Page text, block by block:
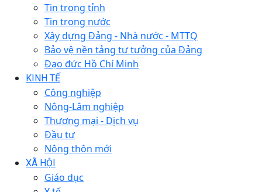
Tin trong tỉnh
Tin trong nước
Xây dựng Đảng - Nhà nước - MTTQ
Bảo vệ nền tảng tư tưởng của Đảng
Đạo đức Hồ Chí Minh
KINH TẾ
Công nghiệp
Nông-Lâm nghiệp
Thương mại - Dịch vụ
Đầu tư
Nông thôn mới
XÃ HỘI
Giáo dục